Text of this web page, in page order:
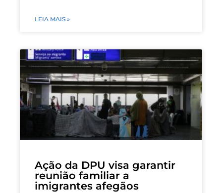
LEIA MAIS »
Ação da DPU visa garantir
reunião familiar a
imigrantes afegãos